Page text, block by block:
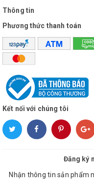
Chi tiết sản
trần Mitsubishi
Thông tin
Phương thức thanh toán
Kết nối với chúng tôi
Đăng ký
Nhận thông tin sản phẩm